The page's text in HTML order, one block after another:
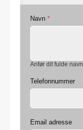
Navn *
Anfør dit fulde navn
Telefonnummer
Email adresse